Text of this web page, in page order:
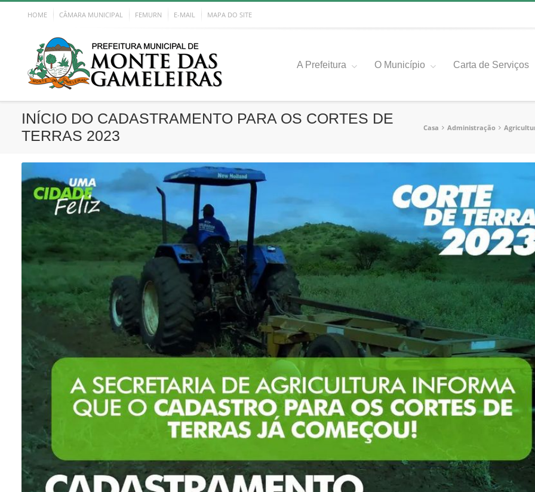
HOME CÂMARA MUNICIPAL FEMURN E-MAIL MAPA DO SITE
A Prefeitura O Município Carta de Serviços
INÍCIO DO CADASTRAMENTO PARA OS CORTES DE
TERRAS 2023
Casa Administração